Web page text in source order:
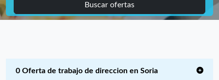
Buscar ofertas
0 Oferta de trabajo de direccion en Soria